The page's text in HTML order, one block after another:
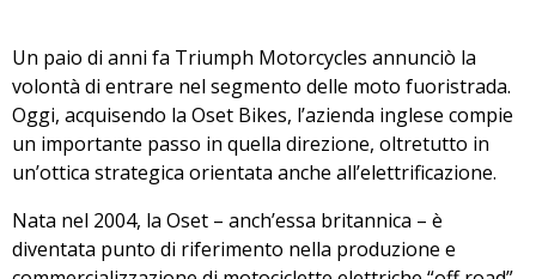
Un paio di anni fa Triumph Motorcycles annunciò la
volontà di entrare nel segmento delle moto fuoristrada.
Oggi, acquisendo la Oset Bikes, l’azienda inglese compie
un importante passo in quella direzione, oltretutto in
un’ottica strategica orientata anche all’elettrificazione.
Nata nel 2004, la Oset – anch’essa britannica – è
diventata punto di riferimento nella produzione e